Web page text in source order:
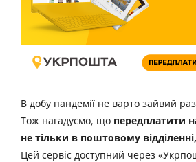
В добу пандемії не варто зайвий
Тож нагадуємо, що передплатити
не тільки в поштовому
Цей сервіс доступний через